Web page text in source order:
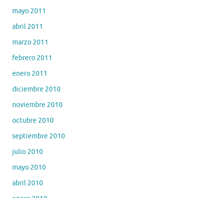
mayo 2011
abril 2011
marzo 2011
febrero 2011
enero 2011
diciembre 2010
noviembre 2010
octubre 2010
septiembre 2010
julio 2010
mayo 2010
abril 2010